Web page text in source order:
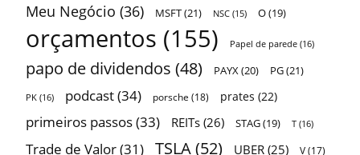
Meu Negócio (36) MSFT(21) NSC (15) O(19)
orçamentos (155) Papel de parede (16)
papo de dividendos (48) PAYX (20) PG(21)
PK (16) podcast(34) porsche (18) prates (22)
primeiros passos(33) REITs (26) STAG(19) T (16)
Trade de Valor(31) TSLA (52) UBER (25) V(17)